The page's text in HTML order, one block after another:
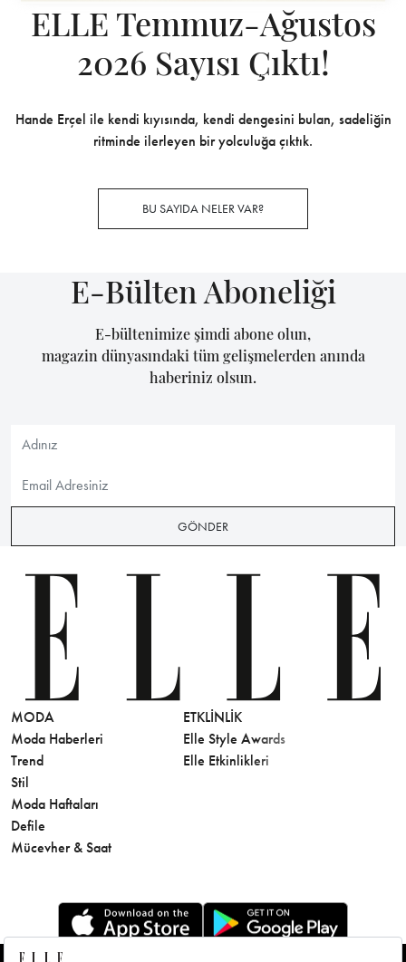
ELLE Temmuz-Ağustos
2026 Sayısı Çıktı!
Hande Erçel ile kendi kıyısında, kendi dengesini bulan, sadeliğin
ritminde ilerleyen bir yolculuğa çıktık.
BU SAYIDA NELER VAR?
E-Bülten Aboneliği
E-bültenimize şimdi abone olun,
magazin dünyasındaki tüm gelişmelerden anında
haberiniz olsun.
GÖNDER
MODA
Moda Haberleri
Trend
Stil
Moda Haftaları
Defile
Mücevher & Saat
ETKLINLIK
Elle Style Awards
Elle Etkinlikleri